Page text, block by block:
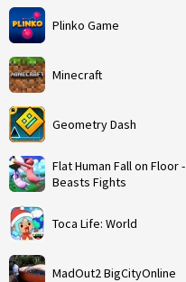
Plinko Game
Minecraft
Geometry Dash
Flat Human Fall on Floor -
Beasts Fights
Toca Life: World
MadOut2 BigCityOnline